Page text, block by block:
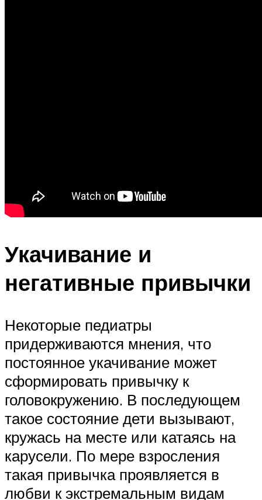
Укачивание и
негативные привычки
Некоторые педиатры
придерживаются мнения, что
постоянное укачивание может
сформировать привычку к
головокружению. В последующем
такое состояние дети вызывают,
кружась на месте или катаясь на
карусели. По мере взросления
такая привычка проявляется в
любви к экстремальным видам